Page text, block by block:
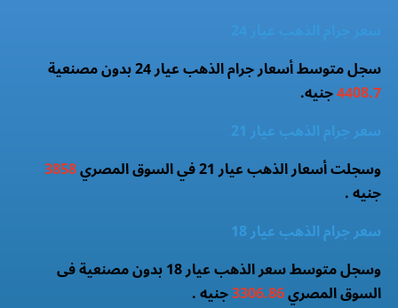
سجل متوسط أسعار جرام الذهب عيار 24 بدون مصنعية
4408.7جنيه.
سعر جرام الذهب عيار 21
وسجلت أسعار الذهب عيار 21 في السوق المصري
3858
جنيه .
سعر جرام الذهب عيار 18
وسجل متوسط سعر الذهب عيار 18 بدون مصنعية فى
السوق المصري3306.86جنيه .